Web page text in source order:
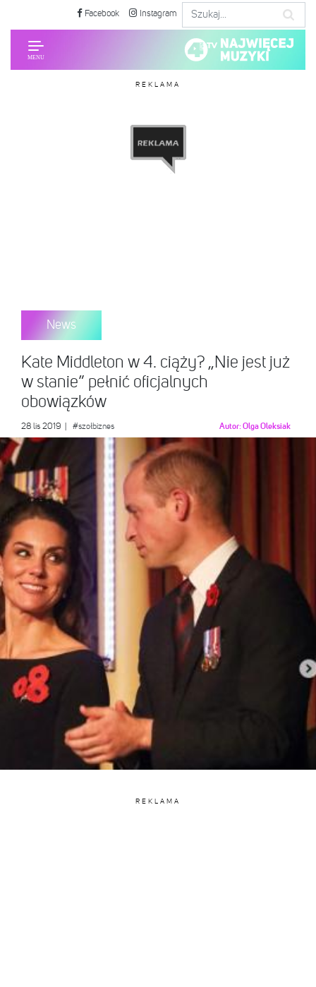
Facebook Instagram
REKLAMA
News
Kate Middleton w 4. ciąży? „Nie jest już
w stanie” pełnić oficjalnych
obowiązków
28 lis 2019 #szołbiznes Autor:Olga Oleksiak
REKLAMA